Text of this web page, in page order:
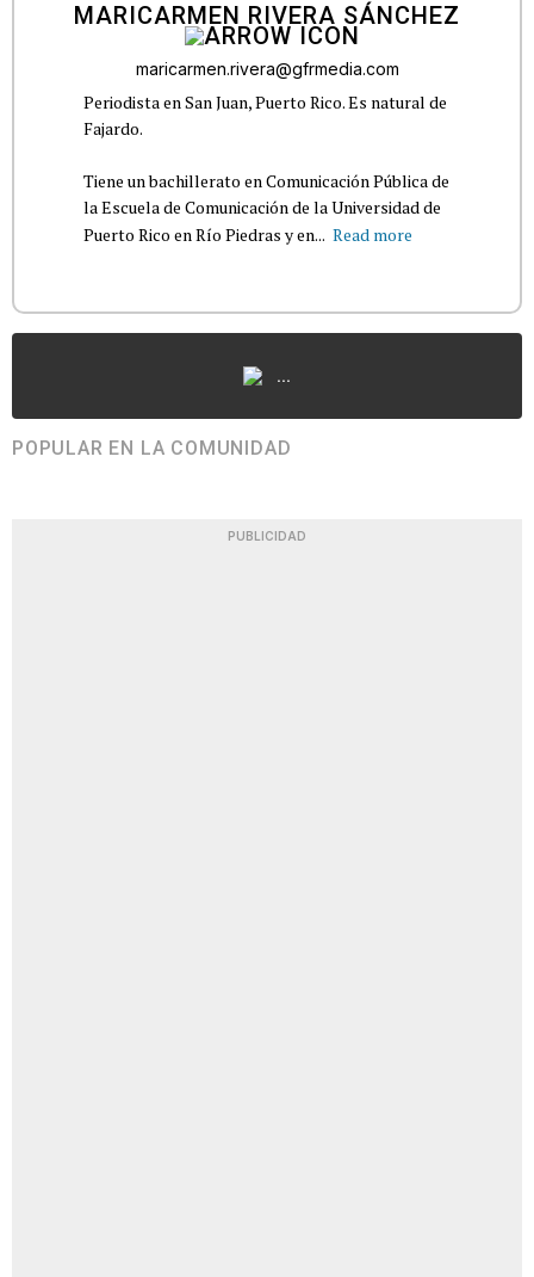
MARICARMEN RIVERA SÁNCHEZ
maricarmen.rivera@gfrmedia.com
Periodista en San Juan, Puerto Rico. Es natural de
Fajardo.
Tiene un bachillerato en Comunicación Pública de
la Escuela de Comunicación de la Universidad de
Puerto Rico en Río Piedras y en... Read more
...
POPULAR EN LA COMUNIDAD
PUBLICIDAD